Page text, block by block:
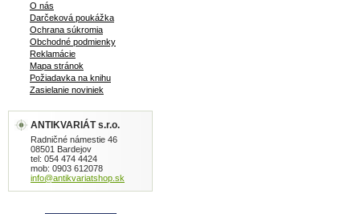
O nás
Darčeková poukážka
Ochrana súkromia
Obchodné podmienky
Reklamácie
Mapa stránok
Požiadavka na knihu
Zasielanie noviniek
ANTIKVARIÁT s.r.o.
Radničné námestie 46
08501 Bardejov
tel: 054 474 4424
mob: 0903 612078
info@antikvariatshop.sk